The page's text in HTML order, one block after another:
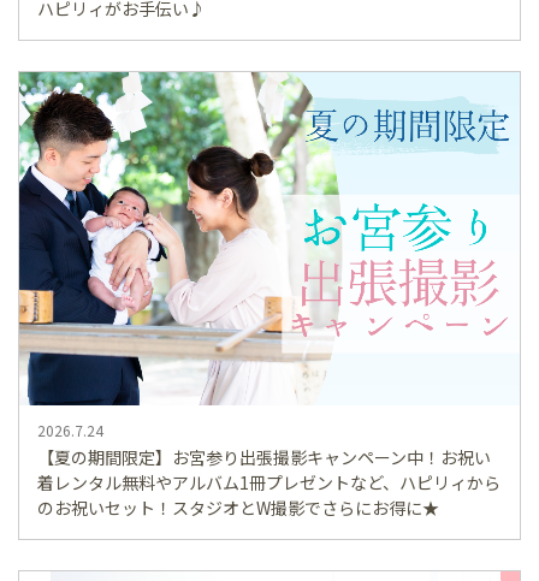
ハピリィがお手伝い♪
2026.7.24
【夏の期間限定】お宮参り出張撮影キャンペーン中！お祝い
着レンタル無料やアルバム1冊プレゼントなど、ハピリィから
のお祝いセット！スタジオとW撮影でさらにお得に★